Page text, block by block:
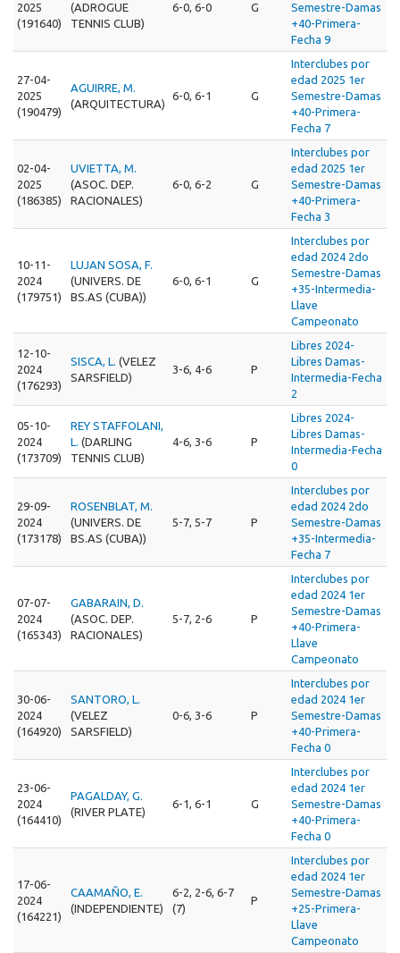
2025
(191640)
(ADROGUE
TENNIS CLUB)
6-0, 6-0 G
Semestre-Damas
+40-Primera-
Fecha 9
27-04-
2025
(190479)
AGUIRRE, M.
(ARQUITECTURA)
6-0, 6-1 G
Interclubes por
edad 2025 1er
Semestre-Damas
+40-Primera-
Fecha 7
02-04-
2025
(186385)
UVIETTA, M.
(ASOC. DEP.
RACIONALES)
6-0, 6-2 G
Interclubes por
edad 2025 1er
Semestre-Damas
+40-Primera-
Fecha 3
10-11-
2024
(179751)
LUJAN SOSA, F.
(UNIVERS. DE
BS.AS (CUBA))
6-0, 6-1 G
Interclubes por
edad 2024 2do
Semestre-Damas
+35-Intermedia-
Llave
Campeonato
12-10-
2024
(176293)
SISCA, L. (VELEZ
SARSFIELD)
3-6, 4-6 P
Libres 2024-
Libres Damas-
Intermedia-Fecha
2
05-10-
2024
(173709)
REY STAFFOLANI,
L. (DARLING
TENNIS CLUB)
4-6, 3-6 P
Libres 2024-
Libres Damas-
Intermedia-Fecha
0
29-09-
2024
(173178)
ROSENBLAT, M.
(UNIVERS. DE
BS.AS (CUBA))
5-7, 5-7 P
Interclubes por
edad 2024 2do
Semestre-Damas
+35-Intermedia-
Fecha 7
07-07-
2024
(165343)
GABARAIN, D.
(ASOC. DEP.
RACIONALES)
5-7, 2-6 P
Interclubes por
edad 2024 1er
Semestre-Damas
+40-Primera-
Llave
Campeonato
30-06-
2024
(164920)
SANTORO, L.
(VELEZ
SARSFIELD)
0-6, 3-6 P
Interclubes por
edad 2024 1er
Semestre-Damas
+40-Primera-
Fecha 0
23-06-
2024
(164410)
PAGALDAY, G.
(RIVER PLATE)
6-1, 6-1 G
Interclubes por
edad 2024 1er
Semestre-Damas
+40-Primera-
Fecha 0
17-06-
2024
(164221)
CAAMAÑO, E.
(INDEPENDIENTE)
6-2, 2-6, 6-7
(7)
P
Interclubes por
edad 2024 1er
Semestre-Damas
+25-Primera-
Llave
Campeonato